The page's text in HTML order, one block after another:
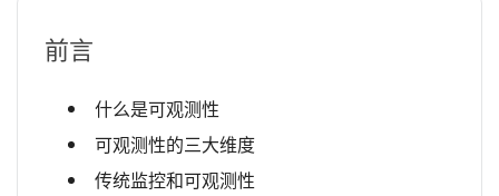
前言
什么是可观测性
可观测性的三大维度
传统监控和可观测性